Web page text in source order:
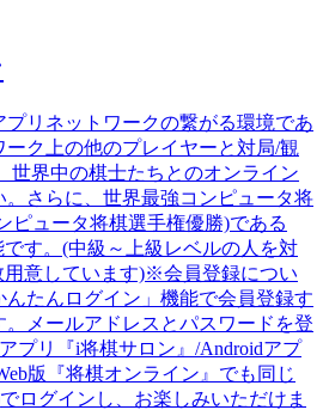
リネットワークの繋がる環境であ
ク上の他のプレイヤーと対局/観
世界中の棋士たちとのオンライン
さらに、世界最強コンピュータ将
ピュータ将棋選手権優勝)である
す。(中級～上級レベルの人を対
用意しています)※会員登録につい
たんログイン」機能で会員登録す
。メールアドレスとパスワードを登
プリ『i将棋サロン』/Androidアプ
版『将棋オンライン』でも同じ
ログインし、お楽しみいただけま